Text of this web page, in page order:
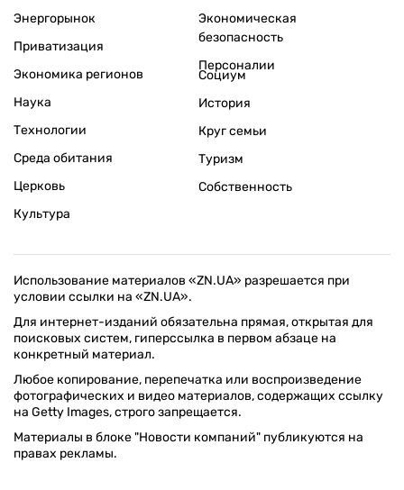
Энергорынок
Приватизация
Экономика регионов
Экономическая
безопасность
Персоналии
Наука
Технологии
Среда обитания
Церковь
Культура
Социум
История
Круг семьи
Туризм
Собственность
Использование материалов «ZN.UA» разрешается при
условии ссылки на «ZN.UA».
Для интернет-изданий обязательна прямая, открытая для
поисковых систем, гиперссылка в первом абзаце на
конкретный материал.
Любое копирование, перепечатка или воспроизведение
фотографических и видео материалов, содержащих ссылку
на Getty Images, строго запрещается.
Материалы в блоке "Новости компаний" публикуются на
правах рекламы.